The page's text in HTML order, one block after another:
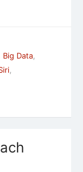
Big Data,